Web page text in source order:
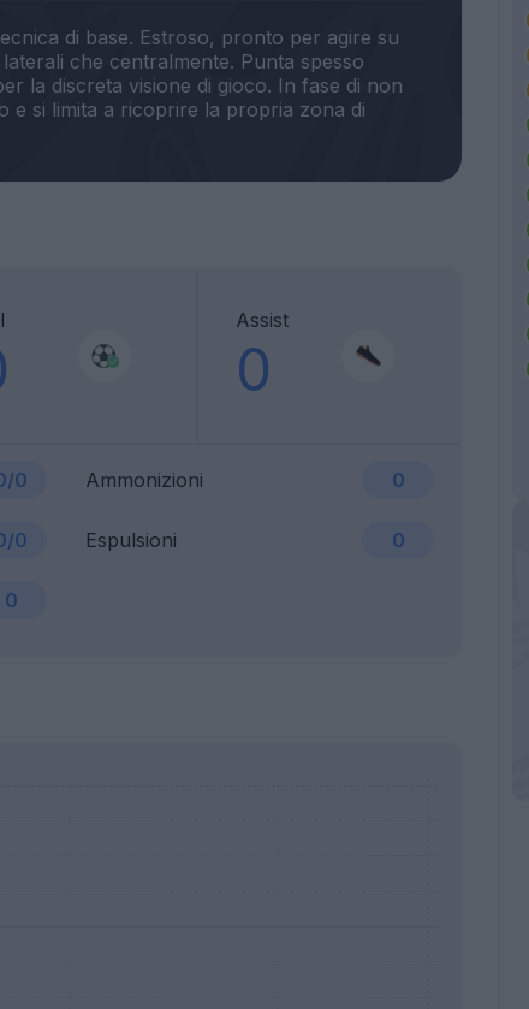
di base. Estroso, pronto per agire su
che centralmente. Punta spesso
la discreta visione di gioco. In fase di non
e si limita a ricoprire la propria zona di
Assist
0
0 Ammonizioni 0
0 Espulsioni 0
0